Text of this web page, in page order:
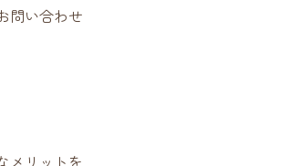
問い合わせ
メリットを